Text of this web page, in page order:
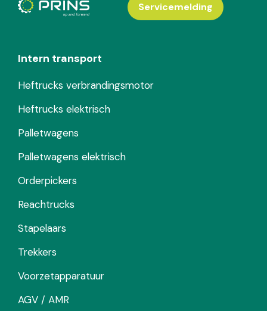
Intern transport
Heftrucks verbrandingsmotor
Heftrucks elektrisch
Palletwagens
Palletwagens elektrisch
Orderpickers
Reachtrucks
Stapelaars
Trekkers
Voorzetapparatuur
AGV / AMR
Servicemelding